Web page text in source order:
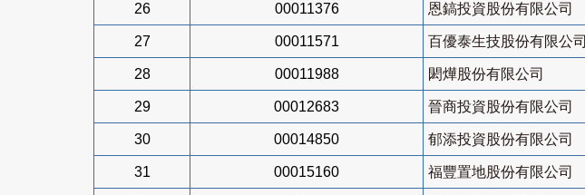
26 00011376 恩鎬投資股份有限公司
27 00011571 百優泰生技股份有限公司
28 00011988 閎燁股份有限公司
29 00012683 晉商投資股份有限公司
30 00014850 郁添投資股份有限公司
31 00015160 福豐置地股份有限公司